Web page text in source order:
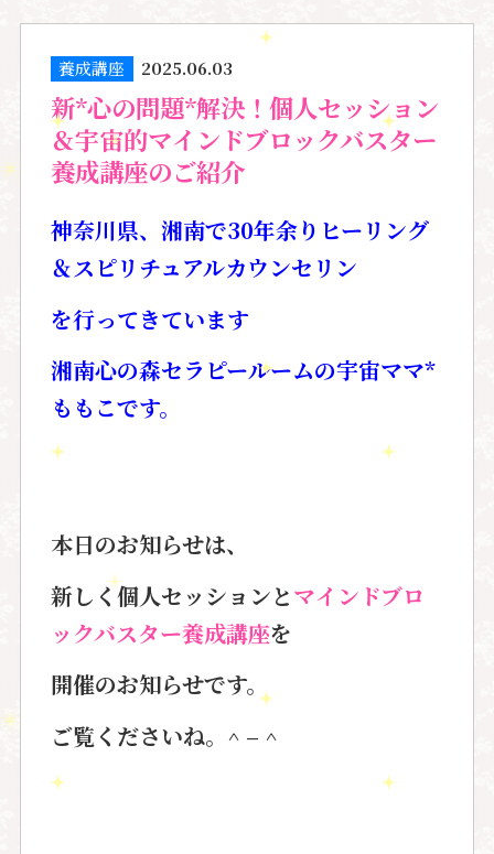
養成講座 2025.06.03
新*心の問題*解決！個人セッション
＆宇宙的マインドブロックバスター
養成講座のご紹介
神奈川県、湘南で30年余りヒーリング
＆スピリチュアルカウンセリン
を行ってきています
湘南心の森セラピールームの宇宙ママ*
ももこです。
本日のお知らせは、
新しく個人セッションとマインドブロ
ックバスター養成講座を
開催のお知らせです。
ご覧くださいね。^ – ^